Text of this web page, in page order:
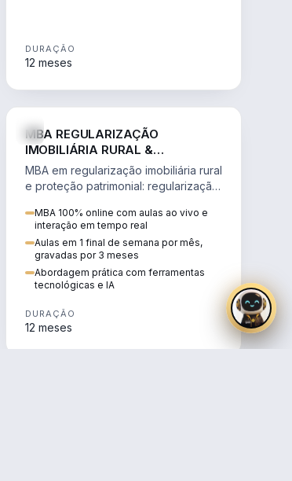
DURAÇÃO
12 meses
MBA REGULARIZAÇÃO
IMOBILIÁRIA RURAL &
PROTEÇÃO PATRIMONIAL
MBA em regularização imobiliária rural
e proteção patrimonial: regularização
rural.
MBA 100% online com aulas ao vivo e
interação em tempo real
Aulas em 1 final de semana por mês,
gravadas por 3 meses
Abordagem prática com ferramentas
tecnológicas e IA
DURAÇÃO
12 meses